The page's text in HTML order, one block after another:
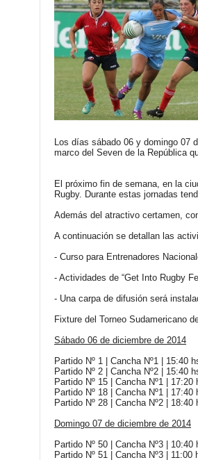
Los días sábado 06 y domingo 07
marco del Seven de la República
El próximo fin de semana, en la
Rugby. Durante estas jornadas
Además del atractivo certamen,
A continuación se detallan las
- Curso para Entrenadores
- Actividades de “Get Into Rugby
- Una carpa de difusión será
Fixture del Torneo Sudamericano
Sábado 06 de diciembre de 2014
Partido Nº 1 | Cancha Nº1 | 15:40
Partido Nº 2 | Cancha Nº2 | 15:40
Partido Nº 15 | Cancha Nº1 | 17:20
Partido Nº 18 | Cancha Nº1 | 17:40
Partido Nº 28 | Cancha Nº2 | 18:40
Domingo 07 de diciembre de 2014
Partido Nº 50 | Cancha Nº3 | 10:40
Partido Nº 51 | Cancha Nº3 | 11:00